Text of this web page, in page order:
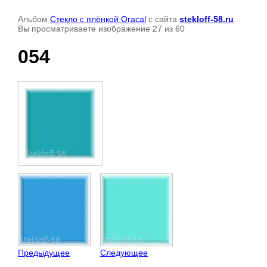
Альбом Стекло с плёнкой Oracal с сайта stekloff-58.ru
Вы просматриваете изображение 27 из 60
054
Предыдущее Следующее